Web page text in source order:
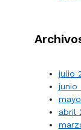
julio
junio
abril